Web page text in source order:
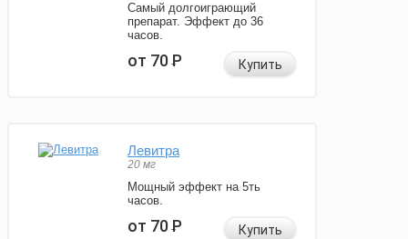
Самый долгоиграющий
препарат. Эффект до 36
часов.
от 70Р Купить
Левитра
20 мг
Мощный эффект на 5ть
часов.
от 70Р Купить